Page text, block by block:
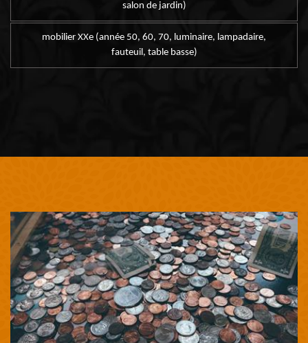
salon de jardin)
mobilier XXe (année 50, 60, 70, luminaire, lampadaire,
fauteuil, table basse)